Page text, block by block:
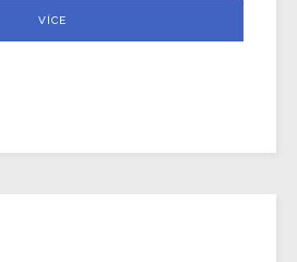
VÍCE